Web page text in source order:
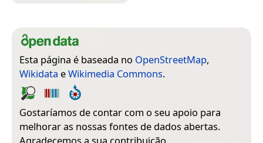
Esta página é baseada no OpenStreetMap,
Wikidata eWikimedia Commons.
Gostaríamos de contar com o seu apoio para
melhorar as nossas fontes de dados abertas.